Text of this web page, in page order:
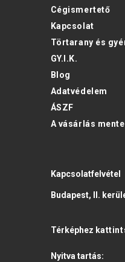
Cégismertető
Kapcsolat
Törtarany és
GY.I.K.
Blog
Adatvédelem
ÁSZF
A vásárlás mente
Kapcsolatfelvétel
Budapest, II.
Térképhez
Nyitva tartás: